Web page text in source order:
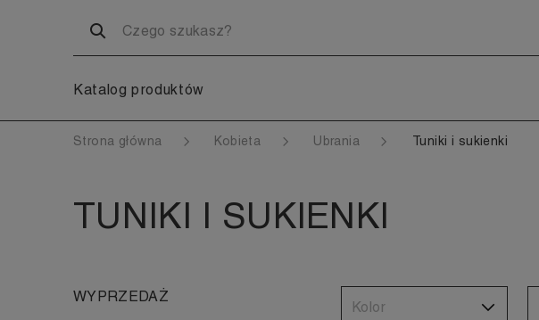
Katalog produktów
Strona główna Kobieta Ubrania Tuniki i sukienki
TUNIKI I SUKIENKI
WYPRZEDAŻ
Kolor